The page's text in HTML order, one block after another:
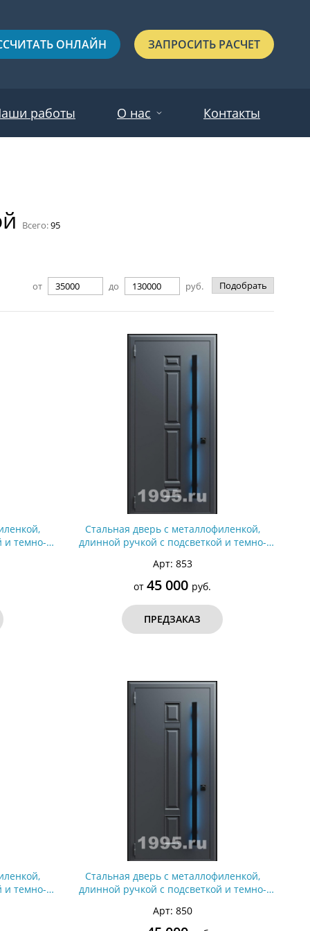
ОНЛАЙН ЗАПРОСИТЬ РАСЧЕТ
С выдавленным рисунком
С металлофиленкой
работы О нас Контакты
Всего:95
от до руб. Подобрать
и темно-
Стальная дверь с металлофиленкой,
длинной ручкой с подсветкой и темно-
7021 (тип №5)
Арт: 853
от45 000 руб.
ПРЕДЗАКАЗ
и темно-
Стальная дверь с металлофиленкой,
длинной ручкой с подсветкой и темно-
7021 (тип №2)
Арт: 850